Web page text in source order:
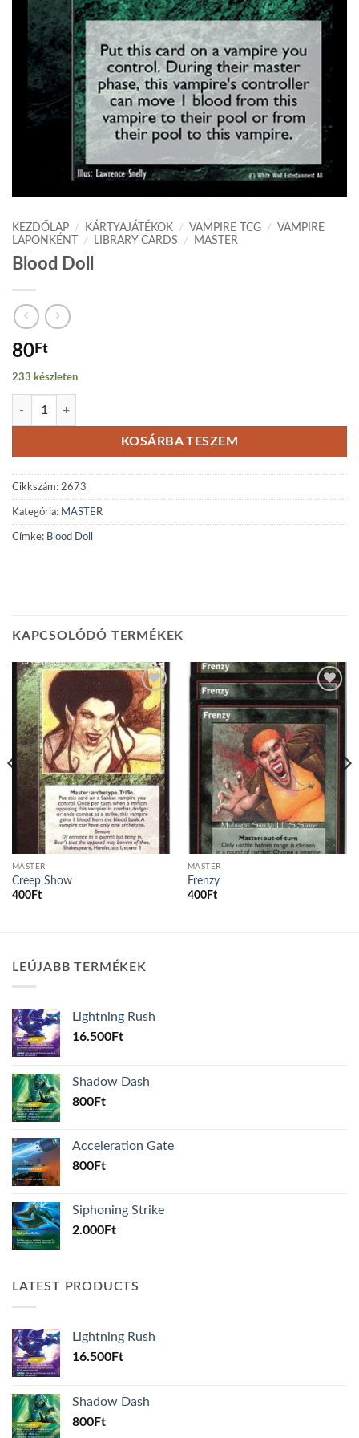
KEZDŐLAP / KÁRTYAJÁTÉKOK / VAMPIRE TCG /
VAMPIRE
LAPONKÉNT
/ LIBRARY CARDS / MASTER
Blood Doll
80Ft
233 készleten
Blood Doll mennyiség
KOSÁRBA TESZEM
Cikkszám: 2673
Kategória: MASTER
Címke: Blood Doll
KAPCSOLÓDÓ TERMÉKEK
Add to
wishlist
MASTER
Creep Show
400Ft
Add to
wishlist
MASTER
Frenzy
400Ft
LEÚJABB TERMÉKEK
Lightning Rush
16.500Ft
Shadow Dash
800Ft
Acceleration Gate
800Ft
Siphoning Strike
2.000Ft
LATEST PRODUCTS
Lightning Rush
16.500Ft
Shadow Dash
800Ft